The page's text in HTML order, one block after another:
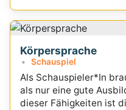
Körpersprache
Schauspiel
Als Schauspieler*In
als nur eine gute
dieser Fähigkeiten ist